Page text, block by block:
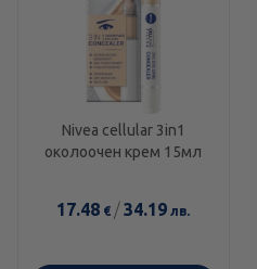
Nivea cellular 3in1
околоочен крем 15мл
17.48 € /34.19 лв.